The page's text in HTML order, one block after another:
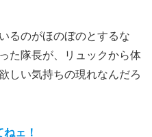
るのがほのぼのとするな
隊長が、リュックから体
しい気持ちの現れなんだろ
ェ！